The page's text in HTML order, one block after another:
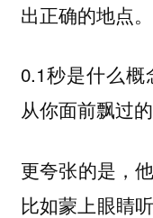
出正确的地点。
0.1秒是什么
从你面前飘过的
更夸张的是，
比如蒙上眼睛